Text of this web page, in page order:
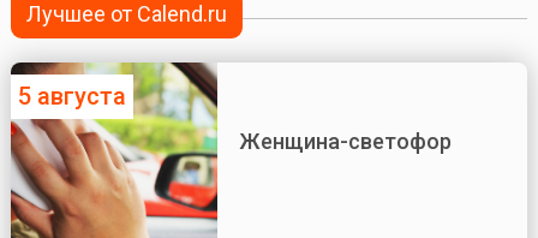
Лучшее от Calend.ru
5 августа
Женщина-светофор